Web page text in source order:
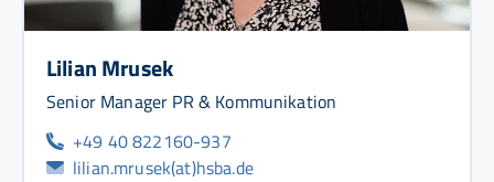
Lilian Mrusek
Senior Manager PR & Kommunikation
+49 40 822160-937
lilian.mrusek(at)hsba.de